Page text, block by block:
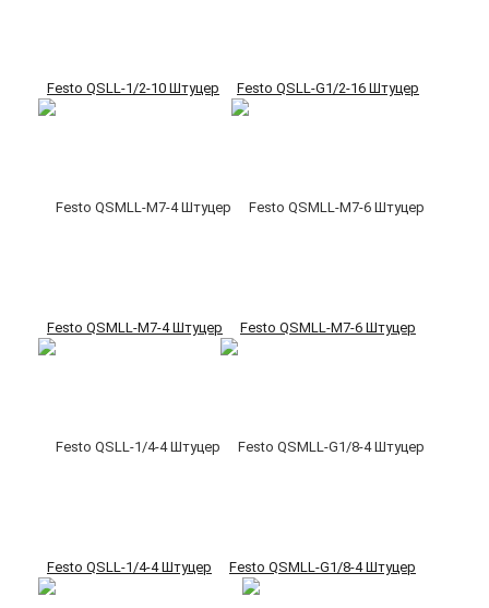
Festo QSLL-1/2-10 Штуцер Festo QSLL-G1/2-16 Штуцер
Festo QSMLL-M7-4 Штуцер Festo QSMLL-M7-6 Штуцер
Festo QSLL-1/4-4 Штуцер Festo QSMLL-G1/8-4 Штуцер